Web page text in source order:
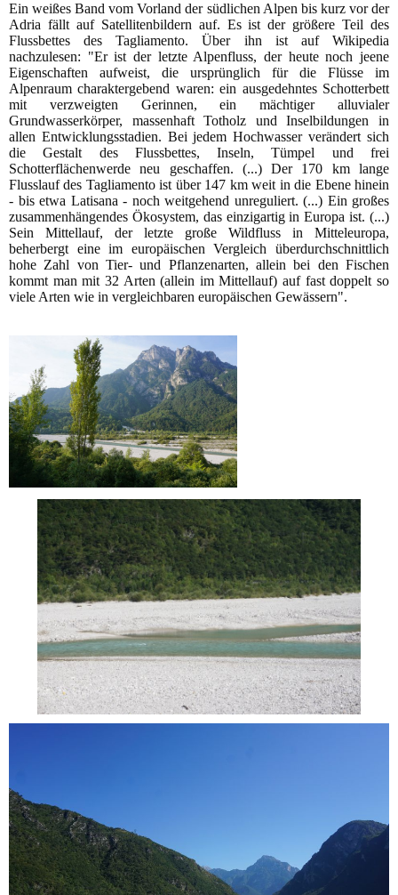
Ein weißes Band vom Vorland der südlichen Alpen bis kurz vor der
Adria fällt auf Satellitenbildern auf. Es ist der größere Teil des
Flussbettes des Tagliamento. Über ihn ist auf Wikipedia
nachzulesen: "Er ist der letzte Alpenfluss, der heute noch jeene
Eigenschaften aufweist, die ursprünglich für die Flüsse im
Alpenraum charaktergebend waren: ein ausgedehntes Schotterbett
mit verzweigten Gerinnen, ein mächtiger alluvialer
Grundwasserkörper, massenhaft Totholz und Inselbildungen in
allen Entwicklungsstadien. Bei jedem Hochwasser verändert sich
die Gestalt des Flussbettes, Inseln, Tümpel und frei
Schotterflächenwerde neu geschaffen. (...) Der 170 km lange
Flusslauf des Tagliamento ist über 147 km weit in die Ebene hinein
- bis etwa Latisana - noch weitgehend unreguliert. (...) Ein großes
zusammenhängendes Ökosystem, das einzigartig in Europa ist. (...)
Sein Mittellauf, der letzte große Wildfluss in Mitteleuropa,
beherbergt eine im europäischen Vergleich überdurchschnittlich
hohe Zahl von Tier- und Pflanzenarten, allein bei den Fischen
kommt man mit 32 Arten (allein im Mittellauf) auf fast doppelt so
viele Arten wie in vergleichbaren europäischen Gewässern".